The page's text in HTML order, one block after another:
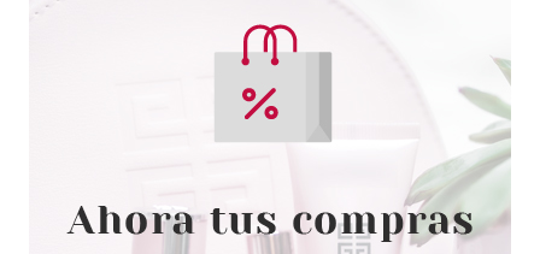
ESSENCE
ESSENCE APLICADOR DE